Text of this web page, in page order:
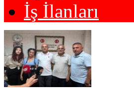
İş İlanları